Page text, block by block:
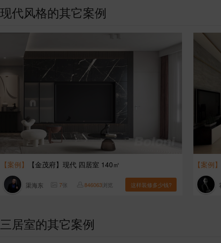
现代风格的其它案例
【案例】 【金茂府】现代 四居室 140㎡
渠海东 7张 846063浏览 这样装修多少钱?
【案例】
三居室的其它案例